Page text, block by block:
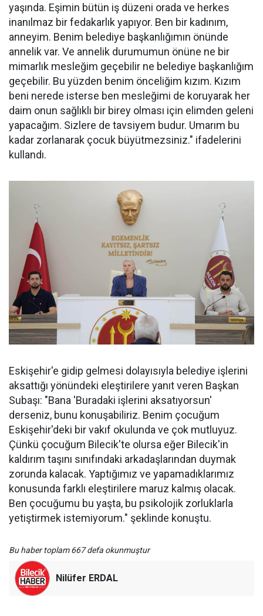
yaşında. Eşimin bütün iş düzeni orada ve herkes
inanılmaz bir fedakarlık yapıyor. Ben bir kadınım,
anneyim. Benim belediye başkanlığımın önünde
annelik var. Ve annelik durumumun önüne ne bir
mimarlık mesleğim geçebilir ne belediye başkanlığım
geçebilir. Bu yüzden benim önceliğim kızım. Kızım
beni nerede isterse ben mesleğimi de koruyarak her
daim onun sağlıklı bir birey olması için elimden geleni
yapacağım. Sizlere de tavsiyem budur. Umarım bu
kadar zorlanarak çocuk büyütmezsiniz." ifadelerini
kullandı.
Eskişehir'e gidip gelmesi dolayısıyla belediye işlerini
aksattığı yönündeki eleştirilere yanıt veren Başkan
Subaşı: "Bana 'Buradaki işlerini aksatıyorsun'
derseniz, bunu konuşabiliriz. Benim çocuğum
Eskişehir'deki bir vakıf okulunda ve çok mutluyuz.
Çünkü çocuğum Bilecik'te olursa eğer Bilecik'in
kaldırım taşını sınıfındaki arkadaşlarından duymak
zorunda kalacak. Yaptığımız ve yapamadıklarımız
konusunda farklı eleştirilere maruz kalmış olacak.
Ben çocuğumu bu yaşta, bu psikolojik zorluklarla
yetiştirmek istemiyorum." şeklinde konuştu.
Bu haber toplam 667 defa okunmuştur
Nilüfer ERDAL